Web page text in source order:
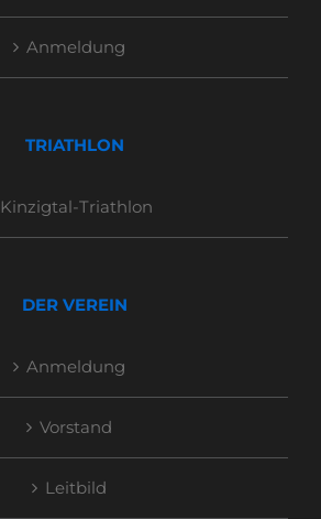
Anmeldung
TRIATHLON
Kinzigtal-Triathlon
DER VEREIN
Anmeldung
Vorstand
Leitbild